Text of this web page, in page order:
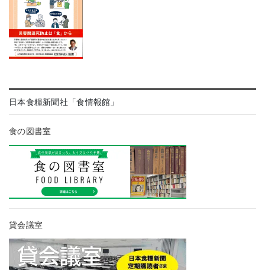
日本食糧新聞社「食情報館」
食の図書室
貸会議室